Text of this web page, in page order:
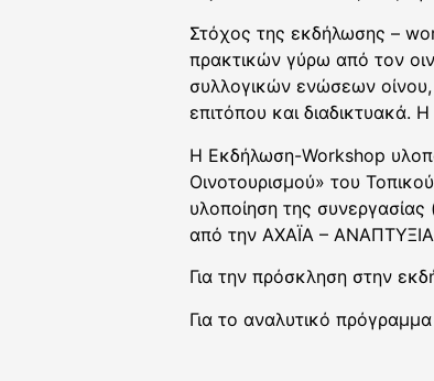
Στόχος της εκδήλωσης –
πρακτικών γύρω από τον
συλλογικών ενώσεων οίνου,
επιτόπου και διαδικτυακά.
H Εκδήλωση-Workshop
Οινοτουρισμού» του
υλοποίηση της
από την ΑΧΑΪΑ –
Για την πρόσκληση στην
Για το αναλυτικό